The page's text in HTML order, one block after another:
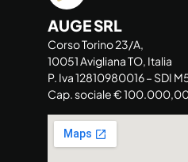
AUGE SRL
Corso Torino 23/A,
10051 Avigliana TO, Italia
P. Iva 12810980016 – SDI
Cap. sociale € 100.000,00